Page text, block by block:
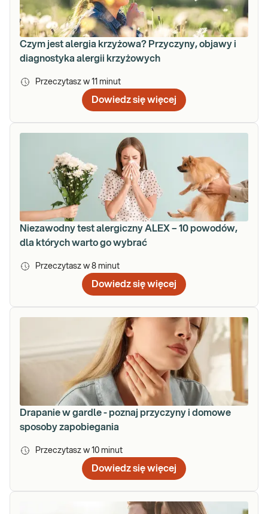
Czym jest alergia krzyżowa? Przyczyny, objawy i
diagnostyka alergii krzyżowych
Przeczytasz w 11 minut
Dowiedz się więcej
Niezawodny test alergiczny ALEX – 10 powodów,
dla których warto go wybrać
Przeczytasz w 8 minut
Dowiedz się więcej
Drapanie w gardle - poznaj przyczyny i domowe
sposoby zapobiegania
Przeczytasz w 10 minut
Dowiedz się więcej